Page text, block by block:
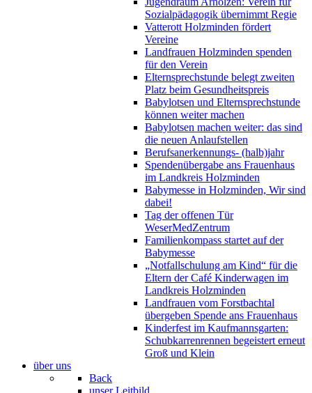
Sozialpädagogik übernimmt Regie
Vatterott Holzminden fördert
Vereine
Landfrauen Holzminden spenden
für den Verein
Elternsprechstunde belegt zweiten
Platz beim Gesundheitspreis
Babylotsen und Elternsprechstunde
können weiter machen
Babylotsen machen weiter: das sind
die neuen Anlaufstellen
Berufsanerkennungs- (halb)jahr
Spendenübergabe ans Frauenhaus
im Landkreis Holzminden
Babymesse in Holzminden, Wir sind
dabei!
Tag der offenen Tür
WeserMedZentrum
Familienkompass startet auf der
Babymesse
„Notfallschulung am Kind“ für die
Eltern der Café Kinderwagen im
Landkreis Holzminden
Landfrauen vom Forstbachtal
übergeben Spende ans Frauenhaus
Kinderfest im Kaufmannsgarten:
Schubkarrenrennen begeistert erneut
Groß und Klein
über uns
Back
unser Leitbild